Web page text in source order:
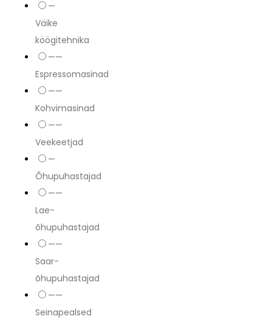
—
Väike
köögitehnika
——
Espressomasinad
——
Kohvimasinad
——
Veekeetjad
—
Õhupuhastajad
——
Lae-
õhupuhastajad
——
Saar-
õhupuhastajad
——
Seinapealsed